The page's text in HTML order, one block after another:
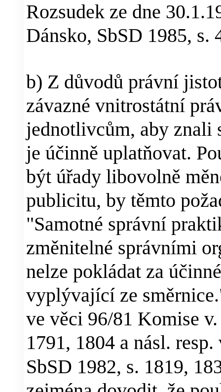
Rozsudek ze dne
Dánsko, SbSD 1985, s.
b) Z důvodů právní
závazné vnitrostátní
jednotlivcům, aby znali
je účinně uplatňovat.
být úřady libovolně
publicitu, by těmto
"Samotné správní
změnitelné správními
nelze pokládat za
vyplývající ze
ve věci 96/81 Komise
1791, 1804 a násl.
SbSD 1982, s. 1819,